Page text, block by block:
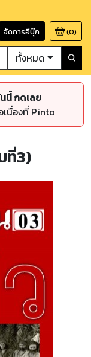
จัดการอีบุ๊ก (0)
ทั้งหมด
นี้ กดเลย
นื่องที่ Pinto
ที่3)